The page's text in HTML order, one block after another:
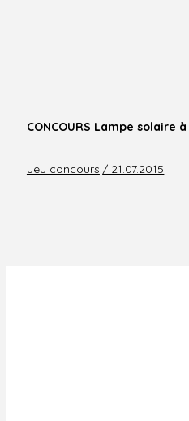
CONCOURS Lampe solaire
Jeu concours / 21.07.2015